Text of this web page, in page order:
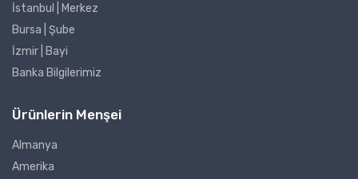
İstanbul | Merkez
Bursa | Şube
İzmir | Bayi
Banka Bilgilerimiz
Ürünlerin Menşei
Almanya
Amerika